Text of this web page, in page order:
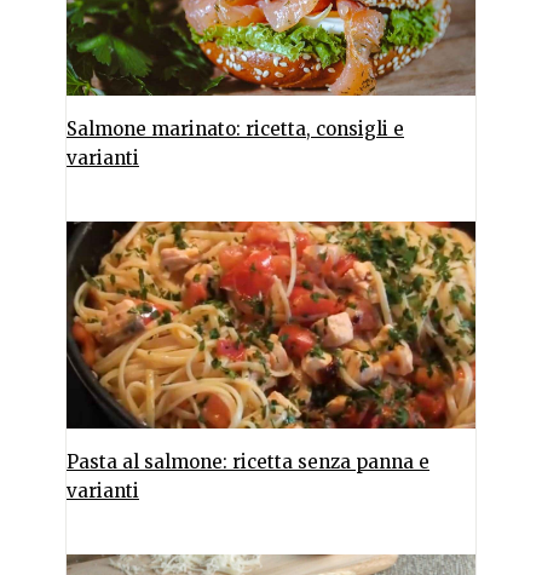
Salmone marinato: ricetta, consigli e
varianti
Pasta al salmone: ricetta senza panna e
varianti